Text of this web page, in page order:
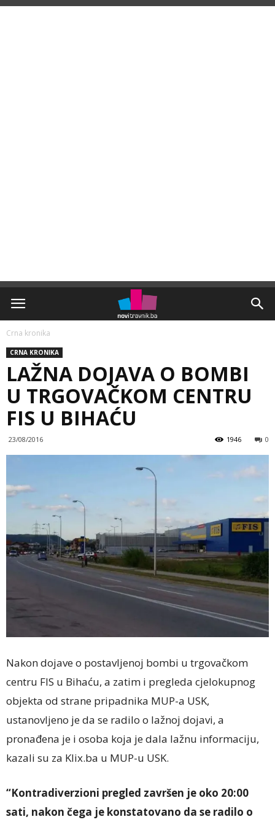
Crna kronika
CRNA KRONIKA
LAŽNA DOJAVA O BOMBI
U TRGOVAČKOM CENTRU
FIS U BIHAĆU
23/08/2016 0
1946
Nakon dojave o postavljenoj bombi u trgovačkom
centru FIS u Bihaću, a zatim i pregleda cjelokupnog
objekta od strane pripadnika MUP-a USK,
ustanovljeno je da se radilo o lažnoj dojavi, a
pronađena je i osoba koja je dala lažnu informaciju,
kazali su za Klix.ba u MUP-u USK.
“Kontradiverzioni pregled završen je oko 20:00
sati, nakon čega je konstatovano da se radilo o